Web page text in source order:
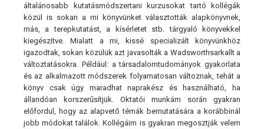
általánosabb kutatásmódszertani kurzusokat tartó kollégák
közül is sokan a mi könyvünket választották alapkönyvnek,
más, a terepkutatást, a kísérletet stb. tárgyaló könyvekkel
kiegészítve. Mialatt a mi, kissé specializált könyvünkhöz
igazodtak, sokan közülük azt javasolták a Wadsworthsarkallt a
változtatásokra. Például: a társadalomtudományok gyakorlata
és az alkalmazott módszerek folyamatosan változnak, tehát a
könyv csak úgy maradhat naprakész és használható, ha
állandóan korszerűsítjük. Oktatói munkám során gyakran
előfordul, hogy az alapvető témák bemutatására a korábbinál
jobb módokat találok. Kollégáim is gyakran megosztják velem